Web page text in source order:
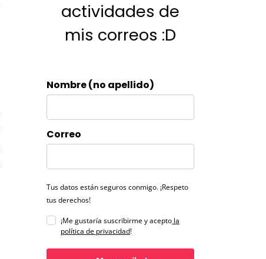
actividades de
mis correos :D
Nombre (no apellido)
Correo
Tus datos están seguros conmigo. ¡Respeto
tus derechos!
¡Me gustaría suscribirme y acepto la
política de privacidad!